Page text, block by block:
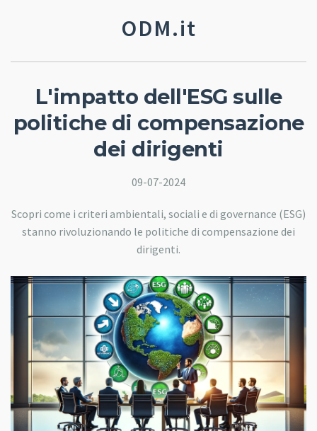
ODM.it
L'impatto dell'ESG sulle
politiche di compensazione
dei dirigenti
09-07-2024
Scopri come i criteri ambientali, sociali e di governance (ESG)
stanno rivoluzionando le politiche di compensazione dei
dirigenti.